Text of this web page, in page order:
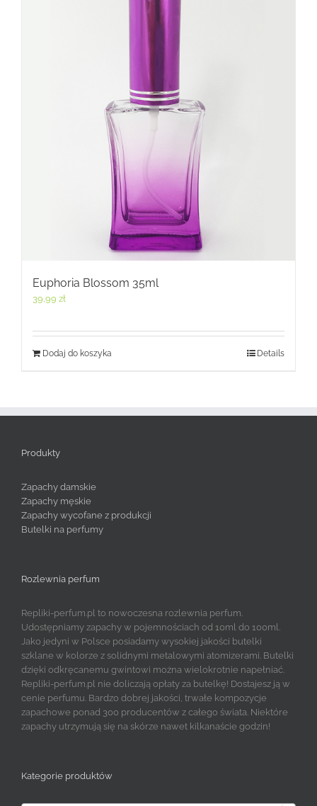
Euphoria Blossom 35ml
39,99 zł
Dodaj do koszyka Details
Produkty
Zapachy damskie
Zapachy męskie
Zapachy wycofane z produkcji
Butelki na perfumy
Rozlewnia perfum
Repliki-perfum.pl to nowoczesna rozlewnia perfum.
Udostępniamy zapachy w pojemnościach od 10ml do 100ml.
Jako jedyni w Polsce posiadamy wysokiej jakości butelki
szklane w kolorze z solidnymi metalowymi atomizerami. Butelki
dzięki odkręcanemu gwintowi można wielokrotnie napełniać.
Repliki-perfum.pl nie doliczają opłaty za butelkę! Dostajesz ją w
cenie perfumu. Bardzo dobrej jakości, trwałe kompozycje
zapachowe ponad 300 producentów z całego świata. Niektóre
zapachy utrzymują się na skórze nawet kilkanaście godzin!
Kategorie produktów